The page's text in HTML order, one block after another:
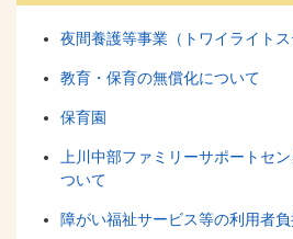
夜間養護等事業（トワイライト
教育・保育の無償化について
保育園
上川中部ファミリーサポートセ
ついて
障がい福祉サービス等の利用者負